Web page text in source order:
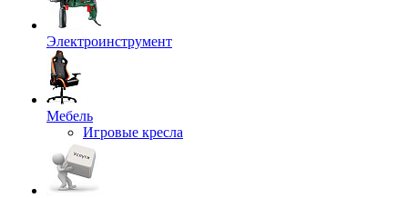
Электроинструмент
Мебель
Игровые кресла